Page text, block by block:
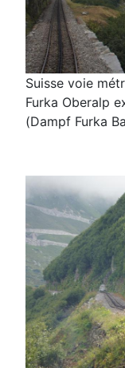
Suisse voie
Furka Oberalp
(Dampf Furka